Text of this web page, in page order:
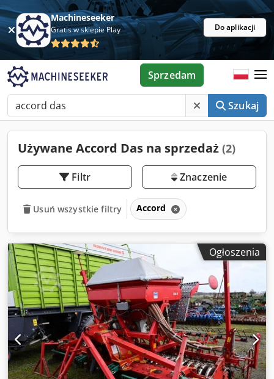
Machineseeker
Gratis w sklepie Play Do aplikacji
Szukaj
Sprzedam
Używane Accord Das na sprzedaż (2)
Filtr Znaczenie
Usuń wszystkie filtry Accord
Ogłoszenia